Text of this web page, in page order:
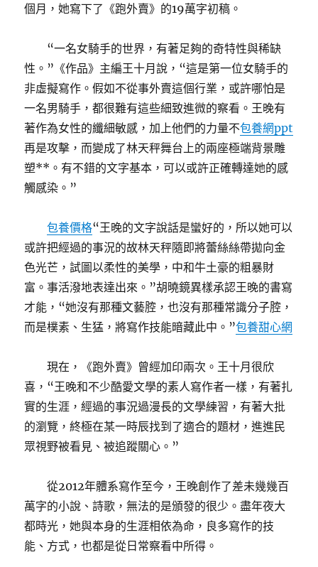
個月，她寫下了《跑外賣》的19萬字初稿。
“一名女騎手的世界，有著足夠的奇特性與稀缺
性。”《作品》主編王十月說，“這是第一位女騎手的
非虛擬寫作。假如不從事外賣這個行業，或許哪怕是
一名男騎手，都很難有這些細致進微的察看。王晚有
著作為女性的纖細敏感，加上他們的力量不包養網ppt
再是攻擊，而變成了林天秤舞台上的兩座極端背景雕
塑**。有不錯的文字基本，可以或許正確轉達她的感
觸感染。”
包養價格“王晚的文字說話是蠻好的，所以她可以
或許把經過的事況的故林天秤隨即將蕾絲絲帶拋向金
色光芒，試圖以柔性的美學，中和牛土豪的粗暴財
富。事活潑地表達出來。”胡曉鏡異樣承認王晚的書寫
才能，“她沒有那種文藝腔，也沒有那種常識分子腔，
而是樸素、生猛，將寫作技能暗藏此中。”包養甜心網
現在，《跑外賣》曾經加印兩次。王十月很欣
喜，“王晚和不少酷愛文學的素人寫作者一樣，有著扎
實的生涯，經過的事況過漫長的文學練習，有著大批
的瀏覽，終極在某一時辰找到了適合的題材，進進民
眾視野被看見、被追蹤關心。”
從2012年體系寫作至今，王晚創作了差未幾幾百
萬字的小說、詩歌，無法的是頒發的很少。盡年夜大
都時光，她與本身的生涯相依為命，良多寫作的技
能、方式，也都是從日常察看中所得。